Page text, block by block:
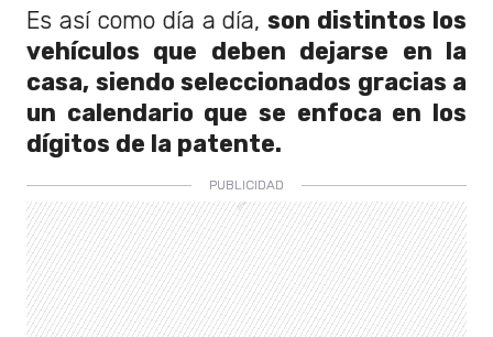
Es así como día a día,son distintos los
vehículos que deben dejarse en la
casa, siendo seleccionados gracias a
un calendario que se enfoca en los
dígitos de la patente.